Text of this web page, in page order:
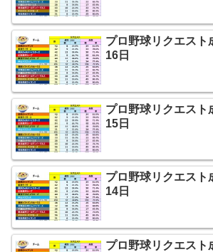
プロ野球リクエスト
16日
プロ野球リクエスト
15日
プロ野球リクエスト
14日
プロ野球リクエスト